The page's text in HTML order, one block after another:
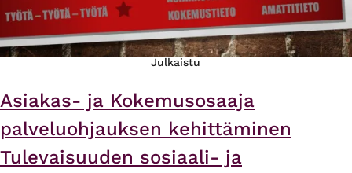
Julkaistu
Asiakas- ja Kokemusosaaja
palveluohjauksen kehittäminen
Tulevaisuuden sosiaali- ja